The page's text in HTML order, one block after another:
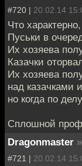
#720 | 20.02.14
Что
Пуськи в
Их хозяева
Казачки
Их хозяева
над казачками
но когда по
Сплошной
Dragonmaster »
#721 | 20.02.14